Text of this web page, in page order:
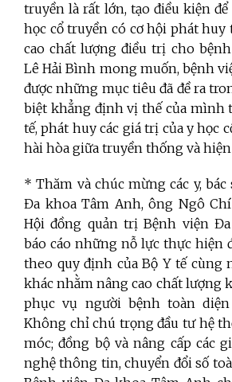
truyền là rất lớn, tạo điều kiện
học cổ truyền có cơ hội phát huy
cao chất lượng điều trị cho
Lê Hải Bình mong muốn, bệnh
được những mục tiêu đã đề ra
biệt khẳng định vị thế của mình
tế, phát huy các giá trị của y học
hài hòa giữa truyền thống và hiện
* Thăm và chúc mừng các y,
Đa khoa Tâm Anh, ông Ngô
Hội đồng quản trị Bệnh viện
báo cáo những nỗ lực thực hiện
theo quy định của Bộ Y tế cùng
khác nhằm nâng cao chất lượng
phục vụ người bệnh toàn
Không chỉ chú trọng đầu tư hệ
móc; đồng bộ và nâng cấp các
nghệ thông tin, chuyển đổi số